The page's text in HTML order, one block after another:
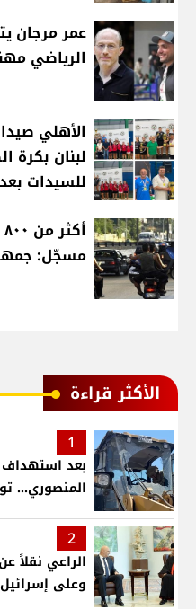
عمر مرجان
الرياضي
الأهلي
لبنان بكرة
للسيدات
مسجّل:
الأكثر قراءة
1
بعد
المنصوري...
2
الراعي نقلاً
وعلى